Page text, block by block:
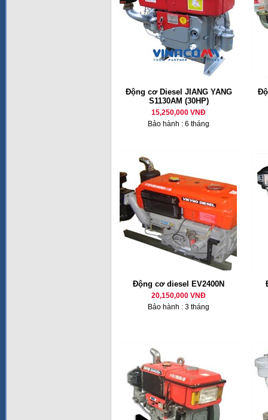
Động cơ Diesel JIANG YANG
S1130AM (30HP)
15,250,000 VNĐ
Bảo hành : 6 tháng
Động cơ diesel EV2400N
20,150,000 VNĐ
Bảo hành : 3 tháng